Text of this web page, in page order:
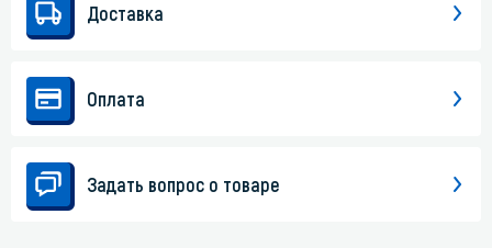
Доставка
Оплата
Задать вопрос о товаре